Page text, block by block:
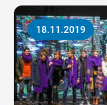
18.11.2019